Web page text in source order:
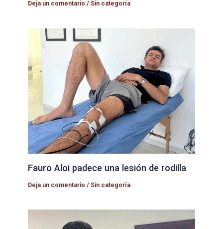
Deja un comentario /Sin categoría
Fauro Aloi padece una lesión de rodilla
Deja un comentario /Sin categoría